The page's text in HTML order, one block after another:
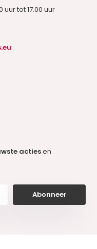
tot 17.00 uur
actiesen
Abonneer